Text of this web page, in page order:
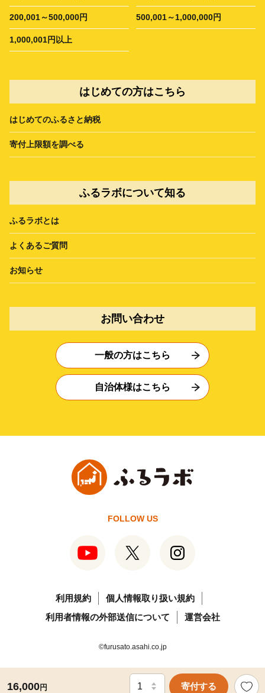
16,000円 寄付する
200,001～500,000円 500,001～1,000,000円
1,000,001円以上
はじめての方はこちら
はじめてのふるさと納税
寄付上限額を調べる
ふるラボについて知る
ふるラボとは
よくあるご質問
お知らせ
お問い合わせ
一般の方はこちら
自治体様はこちら
FOLLOW US
利用規約
個人情報取り扱い規約
利用者情報の外部送信について
運営会社
©furusato.asahi.co.jp